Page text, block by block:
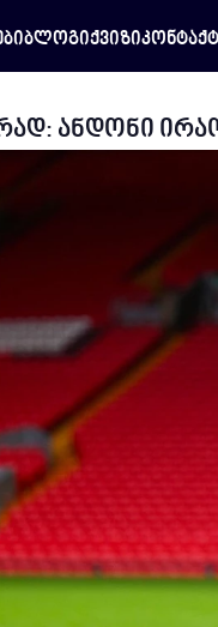
ბლოგიქვიზი
ანდონი